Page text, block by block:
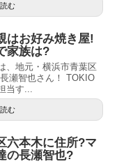
む
はお好み焼き屋!
家族は?
、地元・横浜市青葉区
瀬智也さん！ TOKIO
当す...
む
六本木に住所?マ
の長瀬智也?